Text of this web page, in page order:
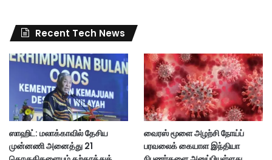
Recent Tech News
ஸாஹிட்: மலாக்காவில் தேசிய
முன்னணி அனைத்து 21
வைரஸ் மூளை அழற்சி நோய்ப்
பரவலைக் கையாள இந்தியா